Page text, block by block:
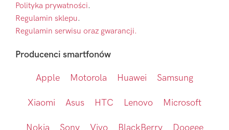
Polityka prywatności.
Regulamin sklepu.
Regulamin serwisu oraz gwarancji.
Producenci smartfonów
Apple Motorola Huawei Samsung
Xiaomi Asus HTC Lenovo Microsoft
Nokia Sony Vivo BlackBerry Doogee